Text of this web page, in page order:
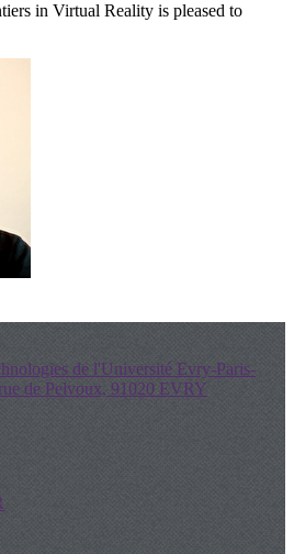
in Virtual Reality is pleased to
de l'Université Evry-Paris-
de Pelvoux, 91020 EVRY